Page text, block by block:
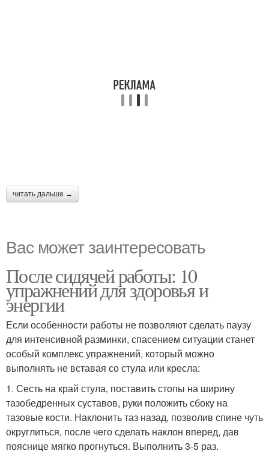
читать дальше →
Вас может заинтересовать
После сидячей работы: 10
упражнений для здоровья и
энергии
Если особенности работы не позволяют сделать паузу
для интенсивной разминки, спасением ситуации станет
особый комплекс упражнений, который можно
выполнять не вставая со стула или кресла:
1. Сесть на край стула, поставить стопы на ширину
тазобедренных суставов, руки положить сбоку на
тазовые кости. Наклонить таз назад, позволив спине чуть
округлиться, после чего сделать наклон вперед, дав
пояснице мягко прогнуться. Выполнить 3-5 раз.